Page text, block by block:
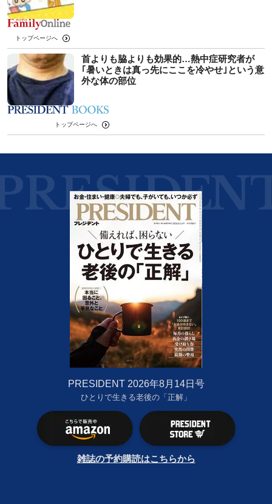
トップページへ
首よりも脇よりも効果的…熱中症研究者が
｢暑いときは真っ先にここを冷やせ｣という意
外な体の部位
トップページへ
PRESIDENT 2026年8月14日号
ひとりで生きる老後の「正解」
雑誌の予約購読はこちらから